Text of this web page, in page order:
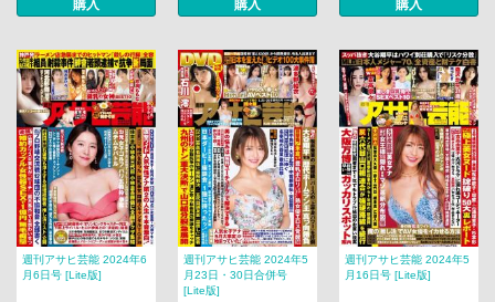
購入 購入 購入
週刊アサヒ芸能 2024年6
月6日号 [Lite版]
週刊アサヒ芸能 2024年5
月23日・30日合併号
[Lite版]
週刊アサヒ芸能 2024年5
月16日号 [Lite版]